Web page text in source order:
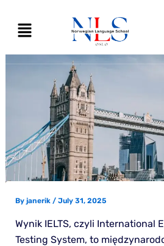
content
Menu
By janerik / July 31, 2025
Wynik IELTS, czyli International
Testing System, to